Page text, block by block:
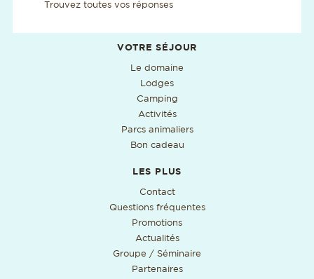
Trouvez toutes vos réponses
Informations utiles supplémentaires
VOTRE SÉJOUR
Le domaine
Lodges
Camping
Activités
Parcs animaliers
Bon cadeau
LES PLUS
Contact
Questions fréquentes
Promotions
Actualités
Groupe / Séminaire
Partenaires